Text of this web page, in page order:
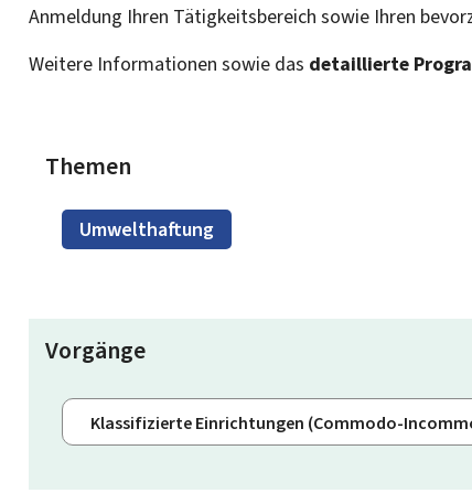
Anmeldung Ihren Tätigkeitsbereich sowie Ihren
Weitere Informationen sowie das detaillierte
Themen
Umwelthaftung
Vorgänge
Klassifizierte Einrichtungen (Commodo-